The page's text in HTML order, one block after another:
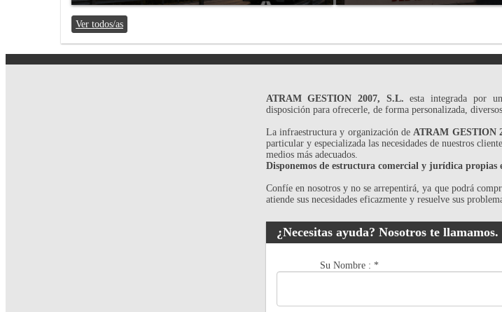
Ver todos/as
ATRAM GESTION 2007, S.L. esta integrada por
disposición para ofrecerle, de forma personalizada, diversos
La infraestructura y organización deATRAM GESTION
particular y especializada las necesidades de nuestros
medios más adecuados.
Disponemos de estructura comercial y jurídica propias
Confíe en nosotros y no se arrepentirá, ya que podrá
atiende sus necesidades eficazmente y resuelve sus
¿Necesitas ayuda? Nosotros te llamamos.
Su Nombre : *